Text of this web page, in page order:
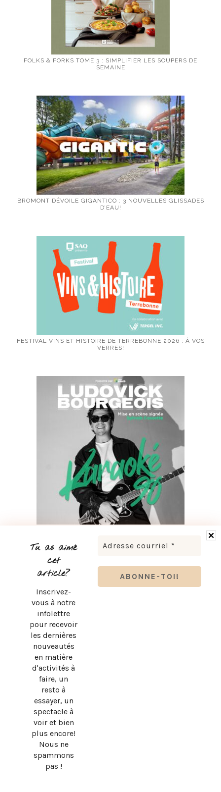
Tu as aimé
cet
article?
Inscrivez-
vous à notre
infolettre
pour recevoir
les dernières
nouveautés
en matière
d'activités à
faire, un
resto à
essayer, un
spectacle à
voir et bien
plus encore!
Nous ne
spammons
pas !
FOLKS & FORKS TOME 3 : SIMPLIFIER LES SOUPERS DE
SEMAINE
BROMONT DÉVOILE GIGANTICO : 3 NOUVELLES GLISSADES
D’EAU!
FESTIVAL VINS ET HISTOIRE DE TERREBONNE 2026 : À VOS
VERRES!
BRUNO PELLETIER 3 ET MOI : UN SPECTACLE À VOIR AU